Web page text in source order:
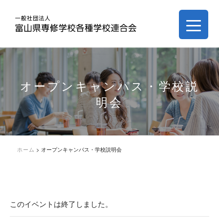
オープンキャンパス・学校説
明会
ホーム > オープンキャンパス・学校説明会
このイベントは終了しました。